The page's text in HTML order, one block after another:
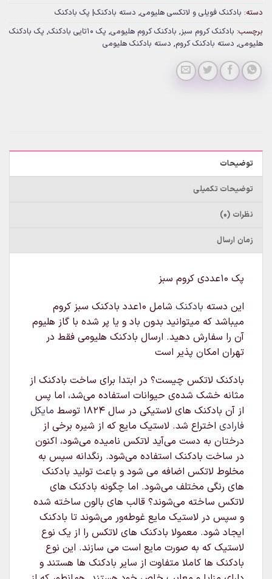
دسته: بادکنک فویلی و لاتکسی هلیومی, دسته بادکنک| پک بادکنک
برچسب: بادکنک کروم سبز, بادکنک کروم هلیومی, پک 10تایی بادکنک , پک بادکنک
هلیومی, دسته بادکنک کروم, دسته بادکنک هلیومی
توضیحات
توضیحات تکمیلی
نظرات (0)
زمان ارسال
پک ۱۰عددی کروم سبز
این دسته بادکنک
شامل ۱۰عدد بادکنک سبز کروم
میباشد که میتوانید بدون باد و یا پر شده با گاز هلیوم
آن را سفارش دهید. ارسال بادکنک هلیومی فقط در
تهران امکان پذیر است
بادکنک لاتکس چیست؟ در ابتدا برای ساخت بادکنک از
مثانه خشک شده‌ی حیوانات استفاده می‌شد، اما پس
از آن بادکنک های لاستیکی در سال ۱۸۲۴ توسط
مایکل
فارادی اختراع شد. لاستیک مایع که از شیره برخی از
درختان به دست می‌آید لاتکس نامیده می‌شود، اکنون
در ساخت بادکنک استفاده می‌شود. رنگدانه سپس به
مخلوط لاتکس اضافه می شود و باعث تولید بادکنک
های رنگی مختلف می‌شود. اما چگونه بادکنک های
لاتکس ساخته می‌شوند؟ قالب های بالون ساخته شده
و سپس در لاستیک مایع غوطه‌ور می‌شوند تا بادکنک
ایجاد شود. معمولا بادکنک های لاتکس را از یک نوع
لاستیک که به صورت مایع است می سازند. این نوع
بادکنک ها کاملا متفاوت از سایر بادکنک ها هستند و